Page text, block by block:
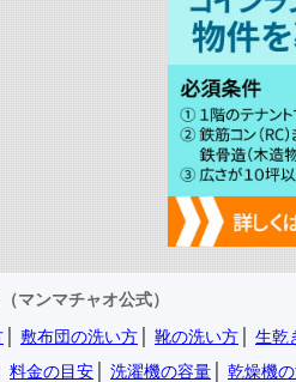
マンマチャオ公式）
敷布団の洗い方 靴の洗い方 生乾
料金の目安 洗濯機の容量 乾燥機